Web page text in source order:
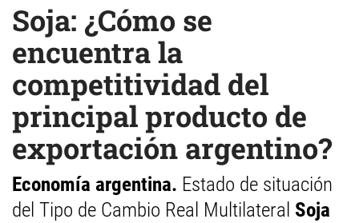
Soja: ¿Cómo se
encuentra la
competitividad del
principal producto de
exportación argentino?
Economía argentina. Estado de situación
del Tipo de Cambio Real Multilateral Soja